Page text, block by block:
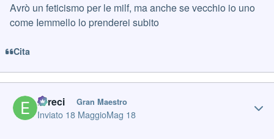
Avrò un feticismo per le milf, ma anche se vecchio io uno
come Iemmello lo prenderei subito
Cita
Erreci Gran Maestro
Inviato 18 MaggioMag 18